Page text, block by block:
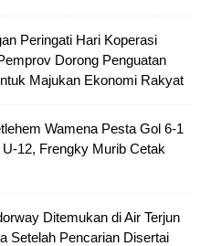
Peringati Hari Koperasi
Dorong Penguatan
Majukan Ekonomi Rakyat
Wamena Pesta Gol 6-1
12, Frengky Murib Cetak
Ditemukan di Air Terjun
Setelah Pencarian Disertai